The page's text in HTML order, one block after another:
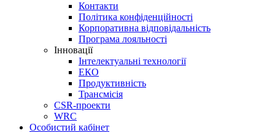
Контакти
Політика конфіденційності
Корпоративна відповідальність
Програма лояльності
Інновації
Інтелектуальні технології
ЕКО
Продуктивність
Трансмісія
CSR-проекти
WRC
Особистий кабінет